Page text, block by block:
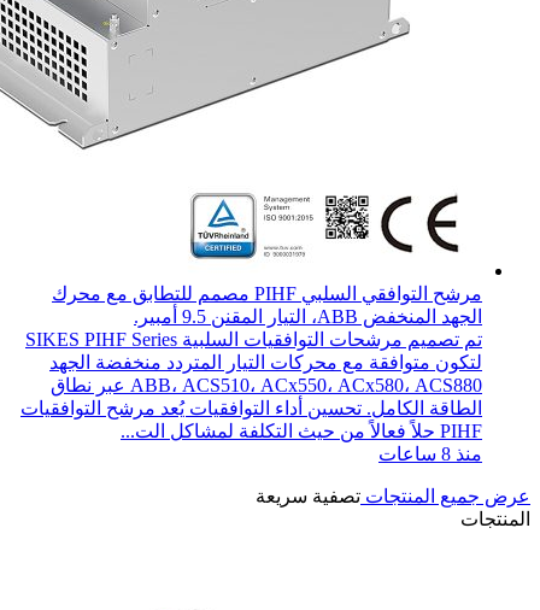
مرشح التوافقي السلبي PIHF مصمم للتطابق مع محرك
الجهد المنخفض ABB، التيار المقنن 9.5 أمبير.
تم تصميم مرشحات التوافقيات السلبية SIKES PIHF Series
لتكون متوافقة مع محركات التيار المتردد منخفضة الجهد
ABB، ACS510، ACx550، ACx580، ACS880 عبر نطاق
الطاقة الكامل. تحسين أداء التوافقيات يُعد مرشح التوافقيات
PIHF حلاً فعالاً من حيث التكلفة لمشاكل الت...
منذ 8 ساعات
عرض جميع المنتجات تصفية سريعة
المنتجات